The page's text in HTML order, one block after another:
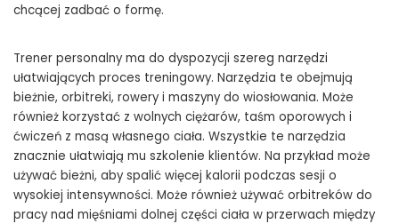
chcącej zadbać o formę.
Trener personalny ma do dyspozycji szereg narzędzi
ułatwiających proces treningowy. Narzędzia te obejmują
bieżnie, orbitreki, rowery i maszyny do wiosłowania. Może
również korzystać z wolnych ciężarów, taśm oporowych i
ćwiczeń z masą własnego ciała. Wszystkie te narzędzia
znacznie ułatwiają mu szkolenie klientów. Na przykład może
używać bieżni, aby spalić więcej kalorii podczas sesji o
wysokiej intensywności. Może również używać orbitreków do
pracy nad mięśniami dolnej części ciała w przerwach między